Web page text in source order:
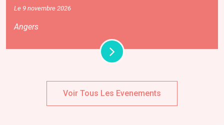
Le 9 novembre 2026
Angers
Voir Tous Les Evenements